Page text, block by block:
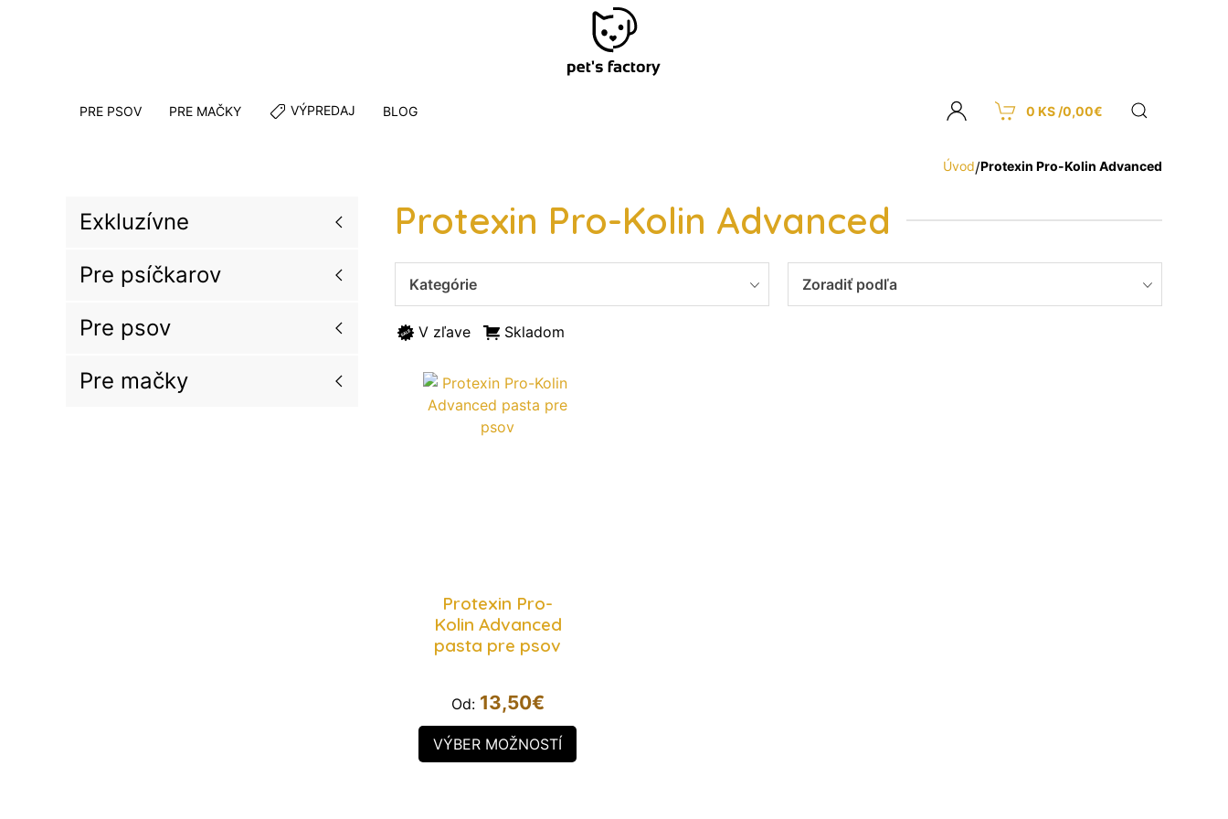
PRE PSOV PRE MAČKY VÝPREDAJ BLOG 0 KS /0,00€
Úvod/Protexin Pro-Kolin Advanced
Protexin Pro-Kolin Advanced
Kategórie Zoradiť podľa
V zľave Skladom
Protexin Pro-
Kolin Advanced
pasta pre psov
Od: 13,50€
VÝBER MOŽNOSTÍ
Exkluzívne
Pre psíčkarov
Pre psov
Pre mačky